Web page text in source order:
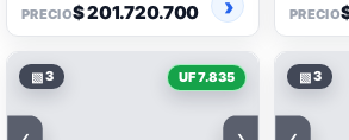
PRECIO$ 201.720.700 PRECIO
▧3 UF 7.835 ▧3